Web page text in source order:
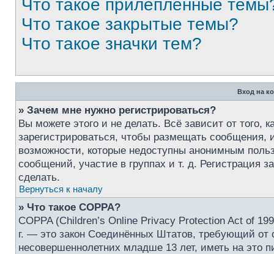
Что такое прилепленные
Что такое закрытые темы?
Что такое значки тем?
Вход на
» Зачем мне нужно регистрироваться?
Вы можете этого и не делать. Всё зависит от
зарегистрироваться, чтобы размещать
возможности, которые недоступны анонимным
сообщений, участие в группах и т. д. Регистрация
сделать.
Вернуться к началу
» Что такое COPPA?
COPPA (Children’s Online Privacy Protection Act of
г. — это закон Соединённых Штатов, требующий
несовершеннолетних младше 13 лет, иметь на это